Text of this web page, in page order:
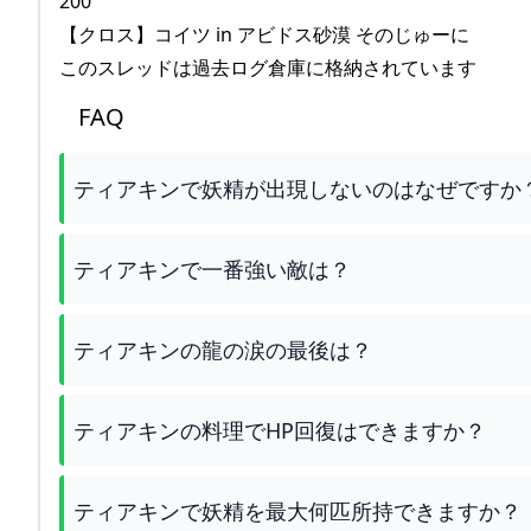
【クロス】コイツ in アビドス砂漠 そのじゅーに
このスレッドは過去ログ倉庫に格納されています
FAQ
ティアキンで妖精が出現しないのはなぜですか
ティアキンで一番強い敵は？
ティアキンの龍の涙の最後は？
ティアキンの料理でHP回復はできますか？
ティアキンで妖精を最大何匹所持できますか？